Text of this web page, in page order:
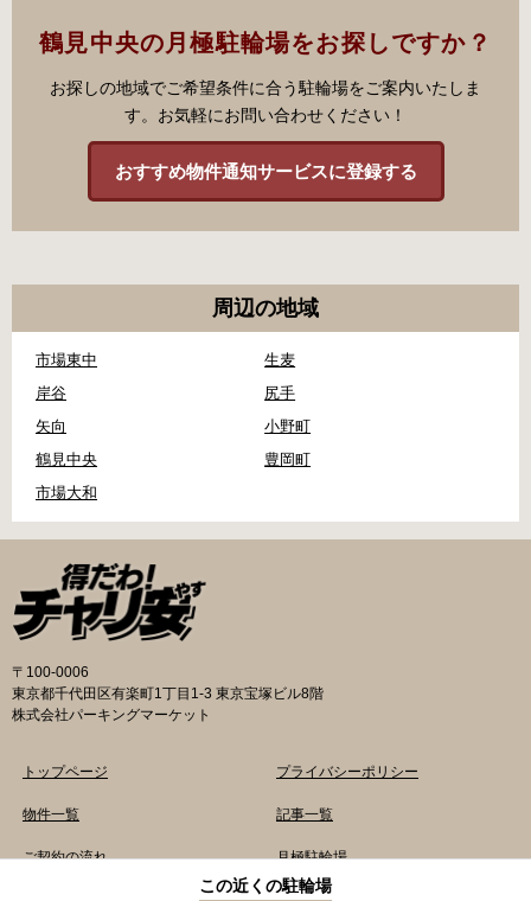
鶴見中央の月極駐輪場をお探しですか？
お探しの地域でご希望条件に合う駐輪場をご案内いたしま
す。お気軽にお問い合わせください！
おすすめ物件通知サービスに登録する
この近くの駐輪場
周辺の地域
市場東中
生麦
岸谷
尻手
矢向
小野町
鶴見中央
豊岡町
市場大和
〒100-0006
東京都千代田区有楽町1丁目1-3 東京宝塚ビル8階
株式会社パーキングマーケット
トップページ
物件一覧
ご契約の流れ
プライバシーポリシー
記事一覧
月極駐輪場